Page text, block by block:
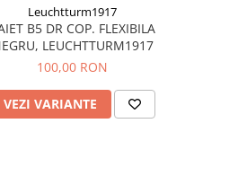
Leuchtturm1917
B5 DR COP. FLEXIBILA
LEUCHTTURM1917
100,00 RON
VEZI VARIANTE